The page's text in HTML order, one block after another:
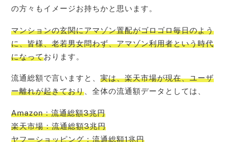
の方々もイメージお持ちかと思います。
マンションの玄関にアマゾン置配がゴロゴロ毎日のよう
に、皆様、老若男女問わず、アマゾン利用者という時代
になっております。
流通総額で言いますと、実は、楽天市場が現在、ユーザ
ー離れが起きており 、全体の流通額データとしては、
Amazon：流通総額3兆円
楽天市場：流通総額3兆円
ヤフーショッピング：流通総額1兆円